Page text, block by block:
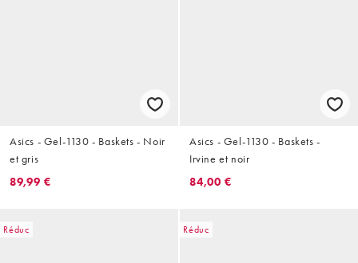
Asics - Gel-1130 - Baskets - Noir
et gris
89,99 €
Asics - Gel-1130 - Baskets -
Irvine et noir
84,00 €
Réduc Réduc